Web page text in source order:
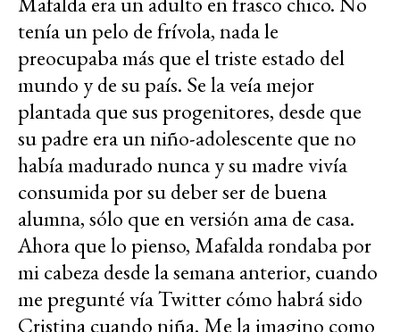
tenía un pelo de frívola, nada le
preocupaba más que el triste estado del
mundo y de su país. Se la veía mejor
plantada que sus progenitores, desde que
su padre era un niño-adolescente que no
había madurado nunca y su madre vivía
consumida por su deber ser de buena
alumna, sólo que en versión ama de casa.
Ahora que lo pienso, Mafalda rondaba por
mi cabeza desde la semana anterior, cuando
me pregunté vía Twitter cómo habrá sido
Cristina cuando niña. Me la imagino como